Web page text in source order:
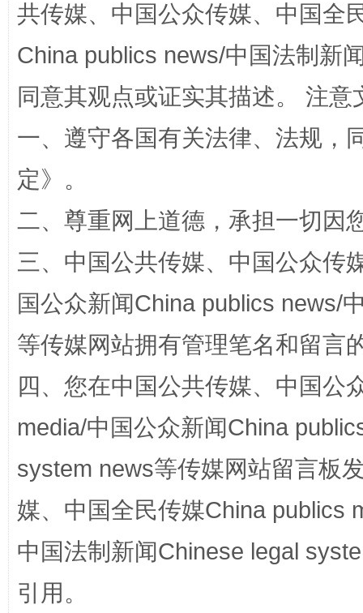
站台名比不上好声名
共传媒、中国公众传媒、中国全
China publics news/中国法制新
同意其观点或证实其描述。 注
一、遵守各国有关法律、法规，
定》。
二、尊重网上道德，承担一切因
三、中国公共传媒、中国公众传
国公众新闻China publics news/
等传媒网站拥有管理笔名和留言
四、您在中国公共传媒、中国公
media/中国公众新闻China
system news等传媒网站留言板
媒、中国全民传媒China publics
中国法制新闻Chinese legal
引用。